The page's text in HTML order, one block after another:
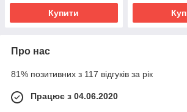
Купити
Про нас
81% позитивних з 117 відгуків за рік
Працює з 04.06.2020